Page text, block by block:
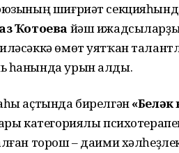
шиғриәт
Ҡотоева йәш
өмөт уятҡан
һанында урын алды.
аҫтында бирелгән«Беләк
категориялы
торош – даими